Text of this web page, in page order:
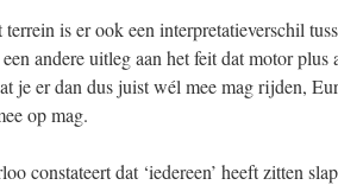
is er ook een interpretatieverschil
een andere uitleg aan het feit dat motor
je er dan dus juist wél mee mag rijden,
op mag.
constateert dat ‘iedereen’ heeft zitten